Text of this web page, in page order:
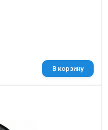
В корзину